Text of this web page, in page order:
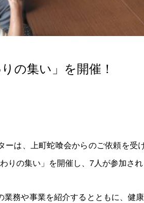
の集い」を開催！
ーは、上町蛇喰会からのご依頼を
の集い」を開催し、7人が参加され
務や事業を紹介するとともに、健